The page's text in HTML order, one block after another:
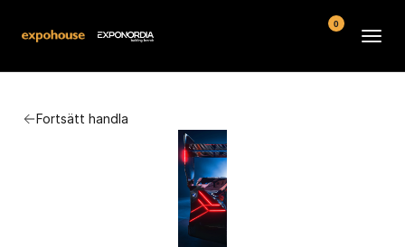
Fortsätt handla
Kontakt
Köpvillkor
0